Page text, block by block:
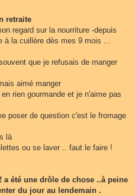
retraite
regard sur la nourriture -depuis
à la cuillère dès mes 9 mois ...
que je refusais de manger
aimé manger
rien gourmande et je n'aime pas
poser de question c'est le fromage
là
ou se laver .. faut le faire !
été une drôle de chose ..à peine
du jour au lendemain .